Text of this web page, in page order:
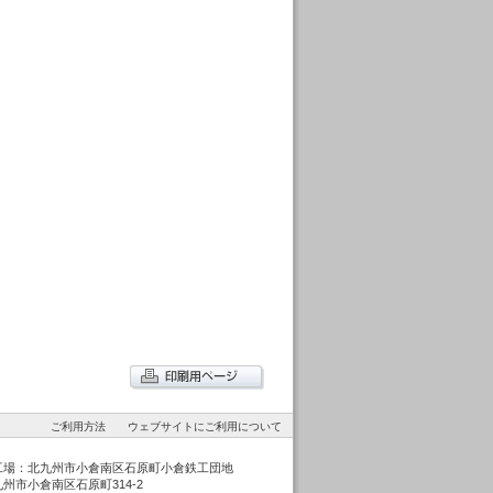
ウェブサイトにご利用について
ご利用方法
：北九州市小倉南区石原町小倉鉄工団地
市小倉南区石原町314-2